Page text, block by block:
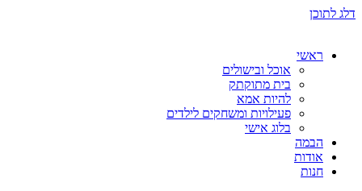
דלג לתוכן
ראשי
אוכל ובישולים
בית מתוקתק
להיות אמא
פעילויות ומשחקים לילדים
בלוג אישי
הבמה
אודות
חנות